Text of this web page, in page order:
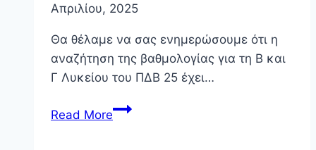
Απριλίου, 2025
Θα θέλαμε να σας ενημερώσουμε ότι η
αναζήτηση της βαθμολογίας για τη Β και
Γ Λυκείου του ΠΔΒ 25 έχει…
Read MoreΑποτελέσματα